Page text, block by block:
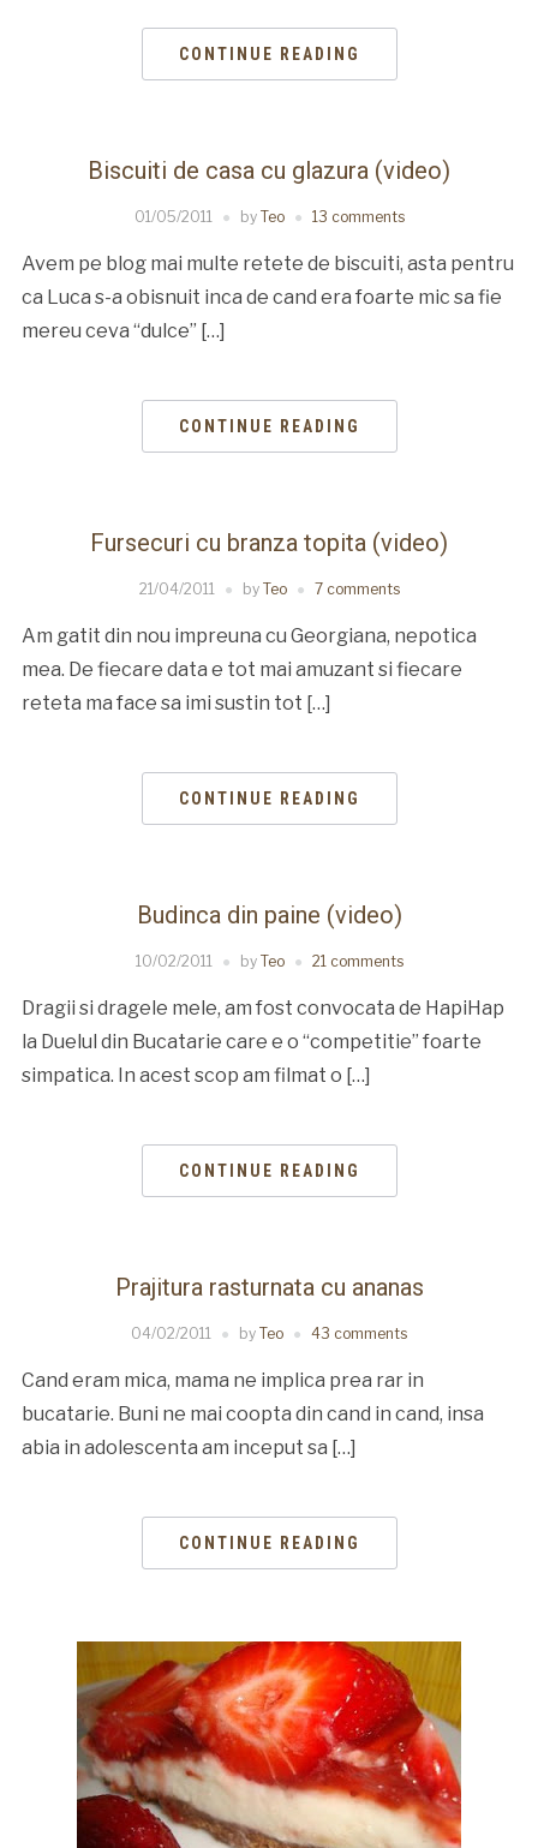
CONTINUE READING
Biscuiti de casa cu glazura (video)
01/05/2011 by Teo 13 comments
Avem pe blog mai multe retete de biscuiti, asta pentru
ca Luca s-a obisnuit inca de cand era foarte mic sa fie
mereu ceva “dulce” […]
CONTINUE READING
Fursecuri cu branza topita (video)
21/04/2011 by Teo 7 comments
Am gatit din nou impreuna cu Georgiana, nepotica
mea. De fiecare data e tot mai amuzant si fiecare
reteta ma face sa imi sustin tot […]
CONTINUE READING
Budinca din paine (video)
10/02/2011 by Teo 21 comments
Dragii si dragele mele, am fost convocata de HapiHap
la Duelul din Bucatarie care e o “competitie” foarte
simpatica. In acest scop am filmat o […]
CONTINUE READING
Prajitura rasturnata cu ananas
04/02/2011 by Teo 43 comments
Cand eram mica, mama ne implica prea rar in
bucatarie. Buni ne mai coopta din cand in cand, insa
abia in adolescenta am inceput sa […]
CONTINUE READING